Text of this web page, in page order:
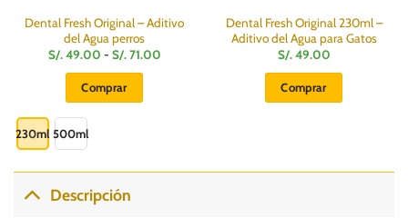
Dental Fresh Original – Aditivo
del Agua perros
S/.49.00 - S/.71.00Rango
Comprar
múltiples
variantes.
Las
230ml 500ml
Dental Fresh Original 230ml –
Aditivo del Agua para Gatos
S/.49.00
Comprar
Descripción